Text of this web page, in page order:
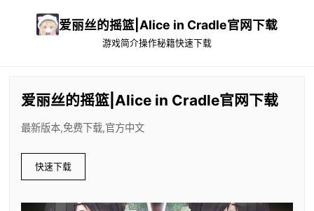
爱丽丝的摇篮|Alice in Cradle官网下载
游戏简介操作秘籍快速下载
爱丽丝的摇篮|Alice in Cradle官网下载
最新版本,免费下载,官方中文
快速下载